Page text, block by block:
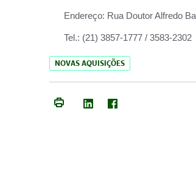
Endereço: Rua Doutor Alfredo
Tel.: (21) 3857-1777 / 3583-2302
NOVAS AQUISIÇÕES